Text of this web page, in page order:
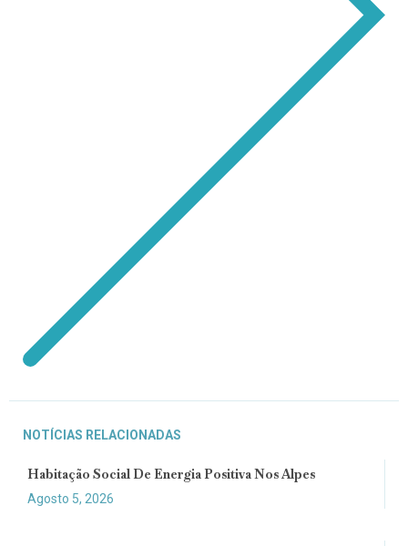
NOTÍCIAS RELACIONADAS
Habitação Social De Energia Positiva Nos Alpes
Agosto 5, 2026